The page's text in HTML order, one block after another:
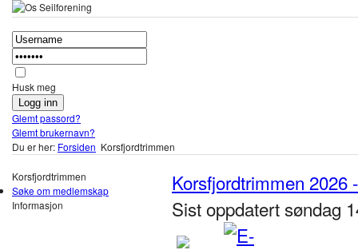
Husk meg
Glemt passord?
Glemt brukernavn?
Du er her: Forsiden Korsfjordtrimmen
Korsfjordtrimmen
Søke om medlemskap
Informasjon
Korsfjordtrimmen 2026
Sist oppdatert søndag